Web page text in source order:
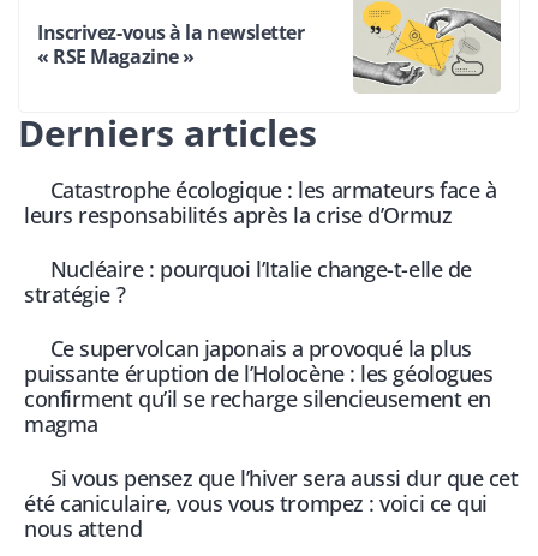
Inscrivez-vous à la newsletter
« RSE Magazine »
Derniers articles
Catastrophe écologique : les armateurs face à
leurs responsabilités après la crise d’Ormuz
Nucléaire : pourquoi l’Italie change-t-elle de
stratégie ?
Ce supervolcan japonais a provoqué la plus
puissante éruption de l’Holocène : les géologues
confirment qu’il se recharge silencieusement en
magma
Si vous pensez que l’hiver sera aussi dur que cet
été caniculaire, vous vous trompez : voici ce qui
nous attend